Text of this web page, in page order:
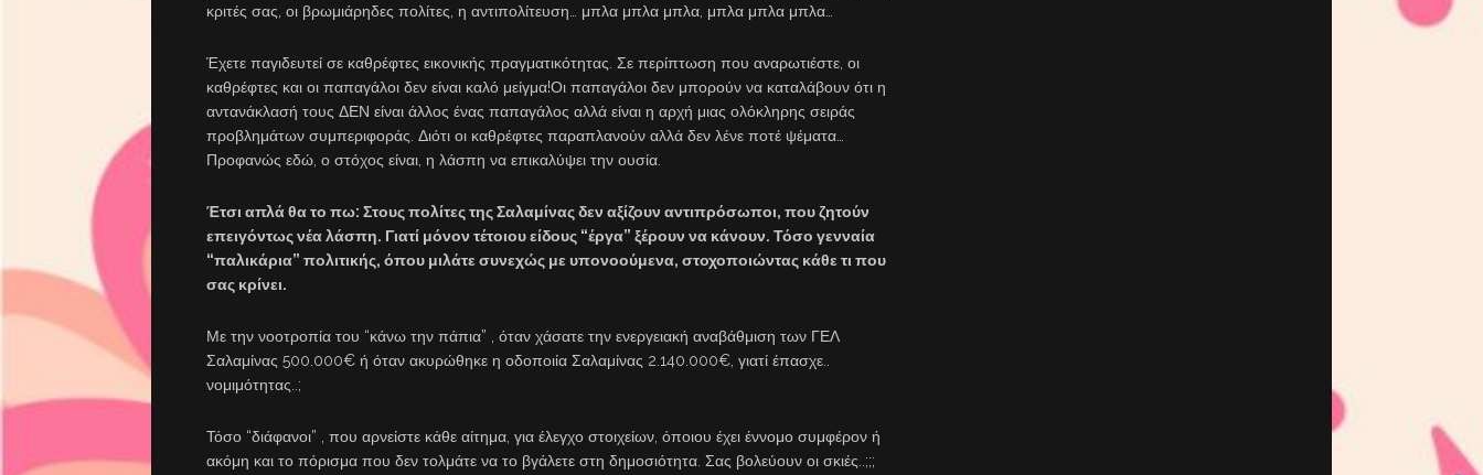
κριτές σας, οι βρωμιάρηδες πολίτες, η αντιπολίτευση… μπλα μπλα μπλα, μπλα μπλα μπλα…
Έχετε παγιδευτεί σε καθρέφτες εικονικής πραγματικότητας. Σε περίπτωση που αναρωτιέστε, οι
καθρέφτες και οι παπαγάλοι δεν είναι καλό μείγμα!Οι παπαγάλοι δεν μπορούν να καταλάβουν ότι η
αντανάκλασή τους ΔΕΝ είναι άλλος ένας παπαγάλος αλλά είναι η αρχή μιας ολόκληρης σειράς
προβλημάτων συμπεριφοράς. Διότι οι καθρέφτες παραπλανούν αλλά δεν λένε ποτέ ψέματα…
Προφανώς εδώ, ο στόχος είναι, η λάσπη να επικαλύψει την ουσία.
Έτσι απλά θα το πω: Στους πολίτες της Σαλαμίνας δεν αξίζουν αντιπρόσωποι, που ζητούν
επειγόντως νέα λάσπη. Γιατί μόνον τέτοιου είδους “έργα” ξέρουν να κάνουν. Τόσο γενναία
“παλικάρια” πολιτικής, όπου μιλάτε συνεχώς με υπονοούμενα, στοχοποιώντας κάθε τι που
σας κρίνει.
Με την νοοτροπία του “κάνω την πάπια” , όταν χάσατε την ενεργειακή αναβάθμιση των ΓΕΛ
Σαλαμίνας 500.000€ ή όταν ακυρώθηκε η οδοποιία Σαλαμίνας 2.140.000€, γιατί έπασχε..
νομιμότητας..;
Τόσο “διάφανοι” , που αρνείστε κάθε αίτημα, για έλεγχο στοιχείων, όποιου έχει έννομο συμφέρον ή
ακόμη και το πόρισμα που δεν τολμάτε να το βγάλετε στη δημοσιότητα. Σας βολεύουν οι σκιές..;;;